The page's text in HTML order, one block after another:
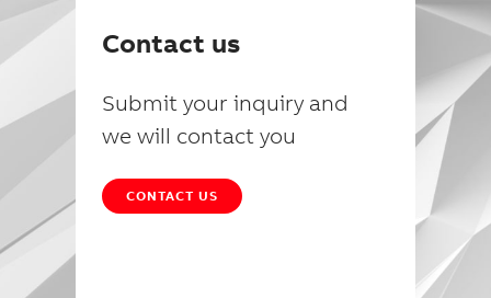
Contact us
Submit your inquiry and
we will contact you
CONTACT US